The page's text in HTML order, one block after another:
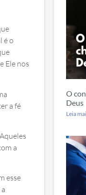
é o
Ele nos
a fé
a
esse
O
Deus
Leia